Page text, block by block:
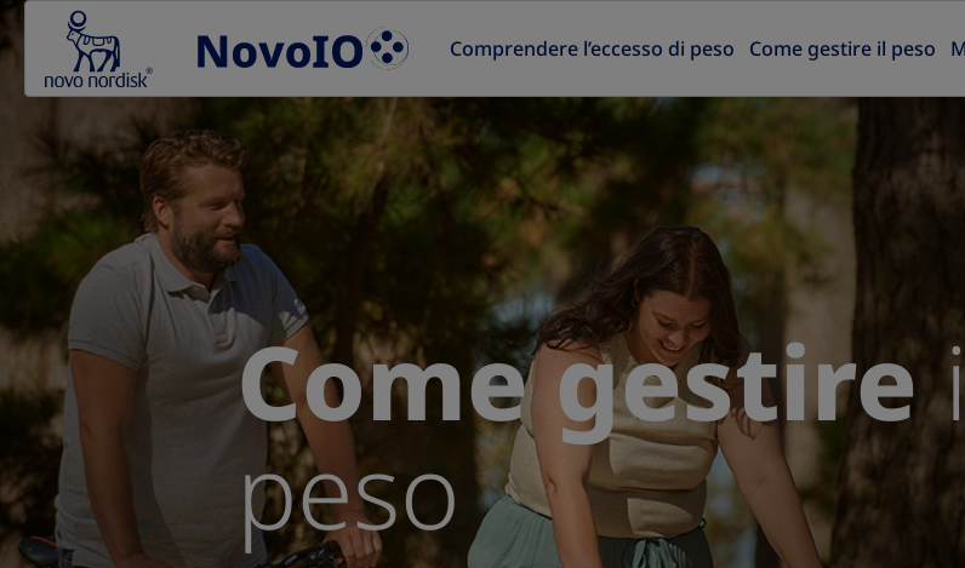
Go to the page content
Comprendere l’eccesso di peso
Come gestire il peso
Come gestire
peso